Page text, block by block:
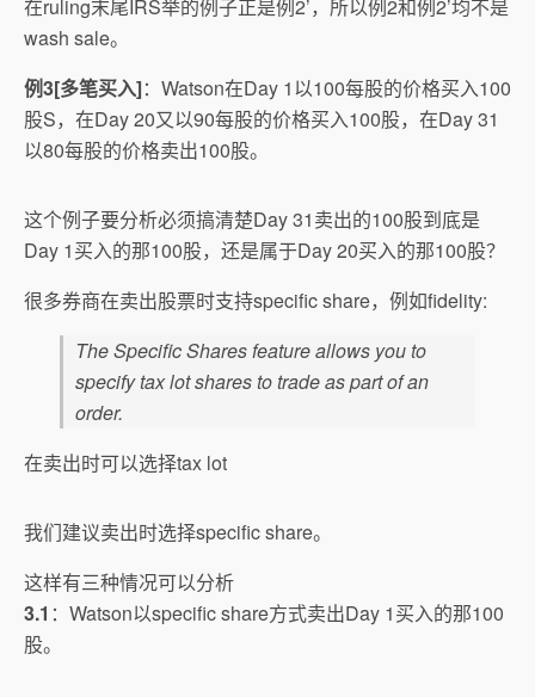
在ruling末尾IRS举的例子正是例2’，所以例2和例2’均不是
wash sale。
例3[多笔买入]：Watson在Day 1以100每股的价格买入100
股S，在Day 20又以90每股的价格买入100股，在Day 31
以80每股的价格卖出100股。
这个例子要分析必须搞清楚Day 31卖出的100股到底是
Day 1买入的那100股，还是属于Day 20买入的那100股？
很多券商在卖出股票时支持specific share，例如fidelity:
The Specific Shares feature allows you to
specify tax lot shares to trade as part of an
order.
在卖出时可以选择tax lot
我们建议卖出时选择specific share。
这样有三种情况可以分析
3.1 ：Watson以specific share方式卖出Day 1买入的那100
股。